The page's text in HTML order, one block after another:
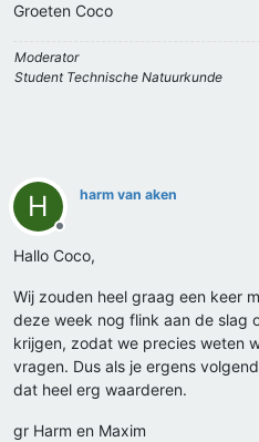
Groeten Coco
Moderator
Student Technische Natuurkunde
H
Offline
harm van aken
Hallo Coco,
Wij zouden heel graag een keer
deze week nog flink aan de slag
krijgen, zodat we precies weten
vragen. Dus als je ergens
dat heel erg waarderen.
gr Harm en Maxim